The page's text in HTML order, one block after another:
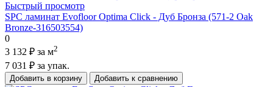
Быстрый просмотр
SPC ламинат Evofloor Optima Click - Дуб Бронза (571-2 Оak
Bronze-316503554)
0
3 132 ₽ за м2
7 031 ₽ за упак.
Добавить в корзину Добавить к сравнению